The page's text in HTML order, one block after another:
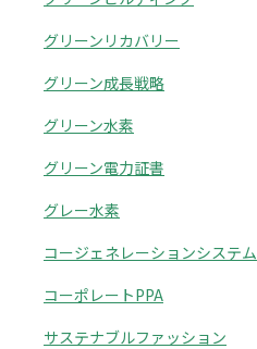
グリーンリカバリー
グリーン成長戦略
グリーン水素
グリーン電力証書
グレー水素
コージェネレーションシステム
コーポレートPPA
サステナブルファッション